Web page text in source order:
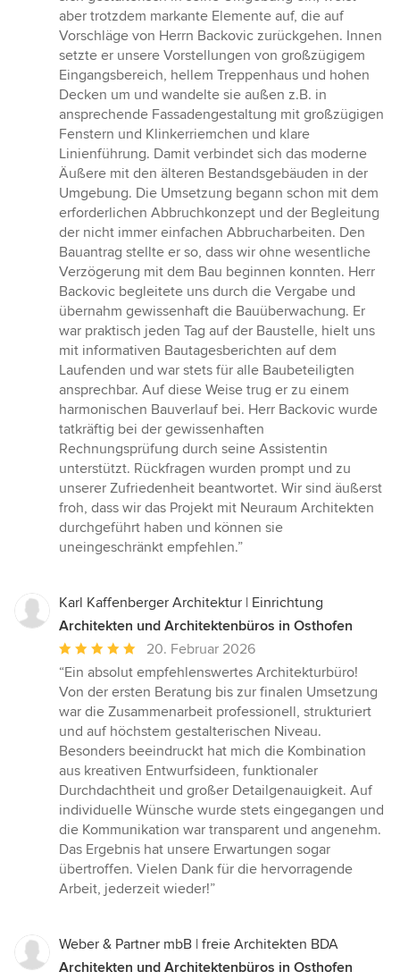
aber trotzdem markante Elemente auf, die auf
Vorschläge von Herrn Backovic zurückgehen. Innen
setzte er unsere Vorstellungen von großzügigem
Eingangsbereich, hellem Treppenhaus und hohen
Decken um und wandelte sie außen z.B. in
ansprechende Fassadengestaltung mit großzügigen
Fenstern und Klinkerriemchen und klare
Linienführung. Damit verbindet sich das moderne
Äußere mit den älteren Bestandsgebäuden in der
Umgebung. Die Umsetzung begann schon mit dem
erforderlichen Abbruchkonzept und der Begleitung
der nicht immer einfachen Abbrucharbeiten. Den
Bauantrag stellte er so, dass wir ohne wesentliche
Verzögerung mit dem Bau beginnen konnten. Herr
Backovic begleitete uns durch die Vergabe und
übernahm gewissenhaft die Bauüberwachung. Er
war praktisch jeden Tag auf der Baustelle, hielt uns
mit informativen Bautagesberichten auf dem
Laufenden und war stets für alle Baubeteiligten
ansprechbar. Auf diese Weise trug er zu einem
harmonischen Bauverlauf bei. Herr Backovic wurde
tatkräftig bei der gewissenhaften
Rechnungsprüfung durch seine Assistentin
unterstützt. Rückfragen wurden prompt und zu
unserer Zufriedenheit beantwortet. Wir sind äußerst
froh, dass wir das Projekt mit Neuraum Architekten
durchgeführt haben und können sie
uneingeschränkt empfehlen.”
Karl Kaffenberger Architektur | Einrichtung
Architekten und Architektenbüros in Osthofen
Durchschnittliche
Bewertung:
5
von
5
Sternen
20. Februar 2026
“Ein absolut empfehlenswertes Architekturbüro!
Von der ersten Beratung bis zur finalen Umsetzung
war die Zusammenarbeit professionell, strukturiert
und auf höchstem gestalterischen Niveau.
Besonders beeindruckt hat mich die Kombination
aus kreativen Entwurfsideen, funktionaler
Durchdachtheit und großer Detailgenauigkeit. Auf
individuelle Wünsche wurde stets eingegangen und
die Kommunikation war transparent und angenehm.
Das Ergebnis hat unsere Erwartungen sogar
übertroffen. Vielen Dank für die hervorragende
Arbeit, jederzeit wieder!”
Weber & Partner mbB | freie Architekten BDA
Architekten und Architektenbüros in Osthofen